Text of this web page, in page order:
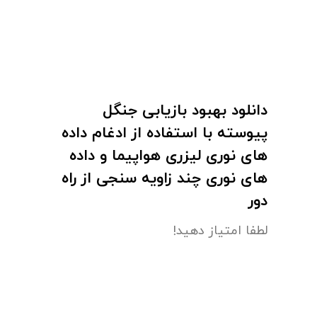
دانلود بهبود بازیابی جنگل
پیوسته با استفاده از ادغام داده
های نوری لیزری هواپیما و داده
های نوری چند زاویه سنجی از راه
دور
لطفا امتیاز دهید!